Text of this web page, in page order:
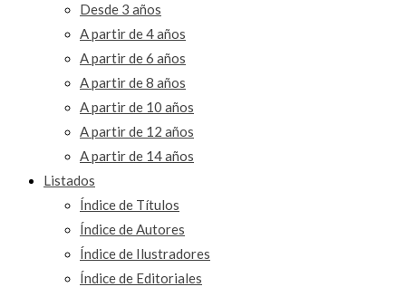
Desde 3 años
A partir de 4 años
A partir de 6 años
A partir de 8 años
A partir de 10 años
A partir de 12 años
A partir de 14 años
Listados
Índice de Títulos
Índice de Autores
Índice de Ilustradores
Índice de Editoriales